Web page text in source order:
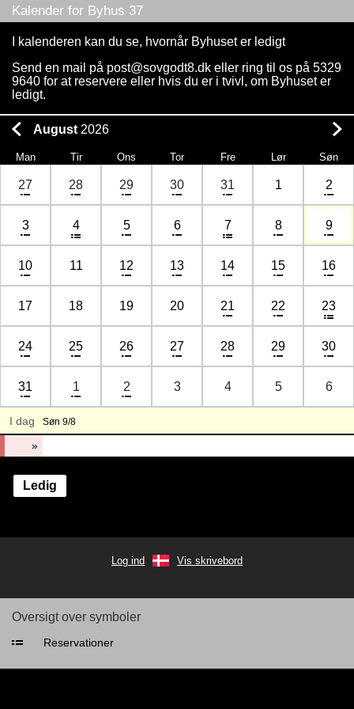
Kalender for Byhus 37
I kalenderen kan du se, hvornår Byhuset er ledigt
Send en mail på post@sovgodt8.dk eller ring til os på 5329
9640 for at reservere eller hvis du er i tvivl, om Byhuset er
ledigt.
August 2026
Man Tir Ons Tor Fre Lør Søn
27 28 29 30 31 1 2
3 4 5 6 7 8 9
10 11 12 13 14 15 16
17 18 19 20 21 22 23
24 25 26 27 28 29 30
31 1 2 3 4 5 6
I dag Søn 9/8
»
Ledig
Log ind Vis skrivebord
Oversigt over symboler
Reservationer